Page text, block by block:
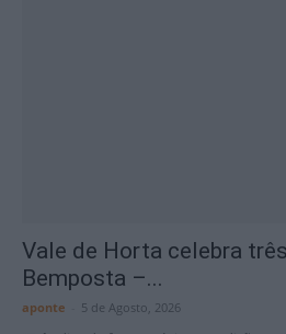
Vale de Horta celebra
Bemposta –...
aponte 5 de Agosto, 2026